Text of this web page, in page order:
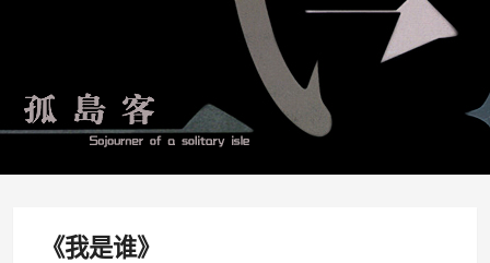
《我是谁》